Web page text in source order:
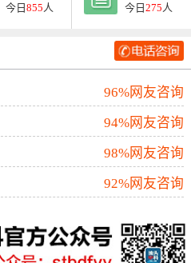
今日855 人 今日275 人
96%网友咨询
94%网友咨询
98%网友咨询
92%网友咨询